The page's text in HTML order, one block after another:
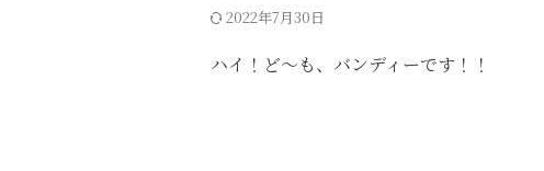
2022年7月30日
ハイ！ど～も、バンディーです！！